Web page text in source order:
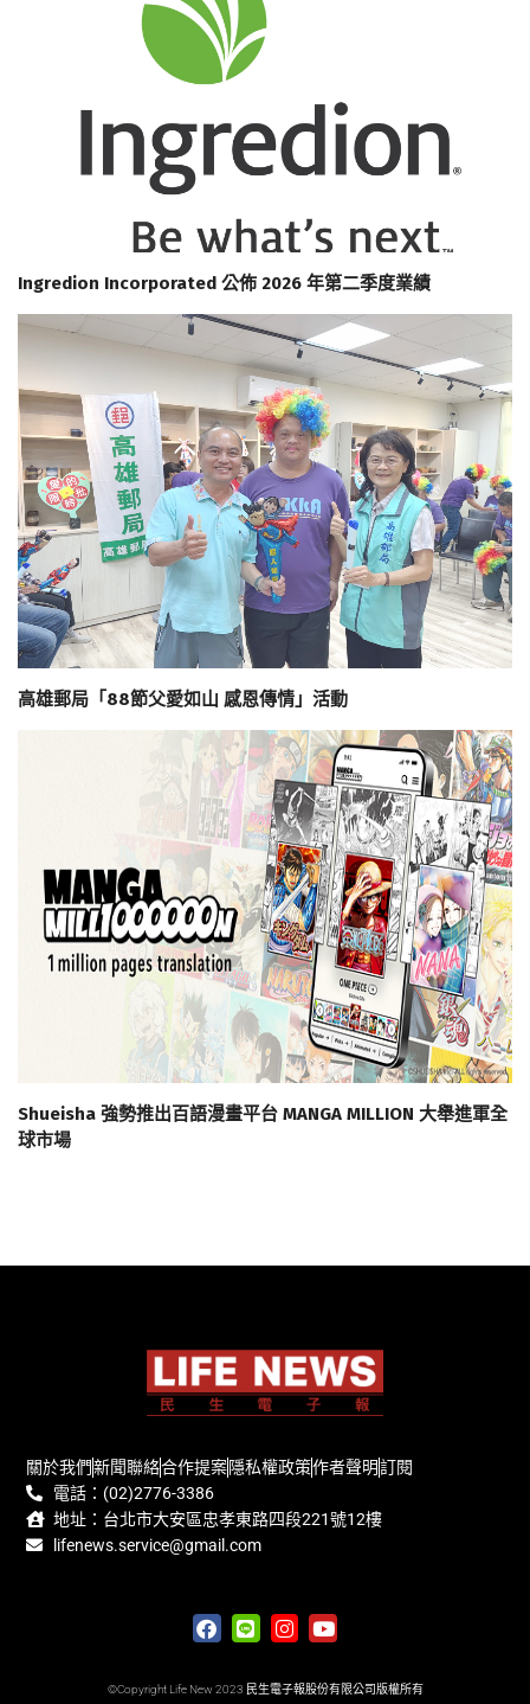
Ingredion Incorporated 公佈 2026 年第二季度業績
高雄郵局「88節父愛如山 感恩傳情」活動
Shueisha 強勢推出百語漫畫平台 MANGA MILLION 大舉進軍全
球市場
關於我們新聞聯絡合作提案隱私權政策作者聲明訂閱
電話：(02)2776-3386
地址：台北市大安區忠孝東路四段221號12樓
lifenews.service@gmail.com
©Copyright Life New 2023 民生電子報股份有限公司版權所有